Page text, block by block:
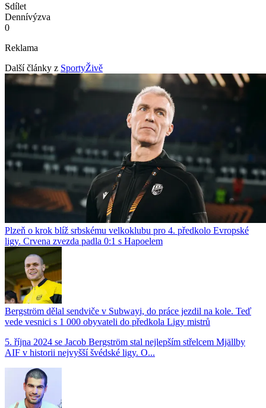
Sdílet
Dennívýzva
0
Reklama
Další články z SportyŽivě
Plzeň o krok blíž srbskému velkoklubu pro 4. předkolo Evropské
ligy. Crvena zvezda padla 0:1 s Hapoelem
Bergström dělal sendviče v Subwayi, do práce jezdil na kole. Teď
vede vesnici s 1 000 obyvateli do předkola Ligy mistrů
5. října 2024 se Jacob Bergström stal nejlepším střelcem Mjällby
AIF v historii nejvyšší švédské ligy. O...